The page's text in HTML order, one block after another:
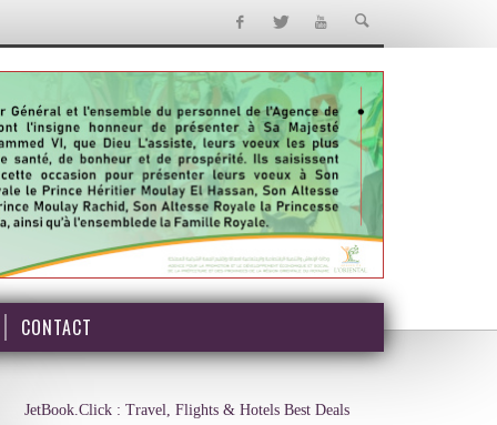
CONTACT
JetBook.Click : Travel, Flights & Hotels Best Deals